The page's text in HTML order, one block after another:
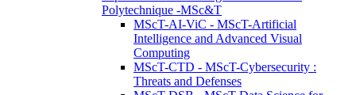
Polytechnique -MSc&T
MScT-AI-ViC - MScT-Artificial
Intelligence and Advanced Visual
Computing
MScT-CTD - MScT-Cybersecurity :
Threats and Defenses